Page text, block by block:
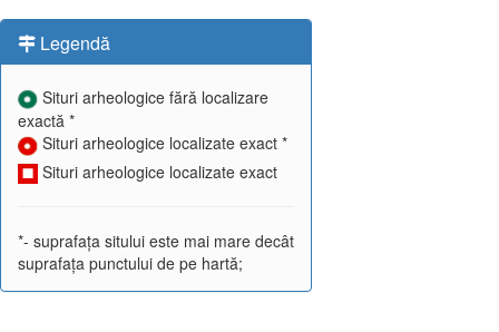
Legendă
Situri arheologice fără localizare
exactă *
Situri arheologice localizate exact *
Situri arheologice localizate exact
*- suprafața sitului este mai mare decât
suprafața punctului de pe hartă;